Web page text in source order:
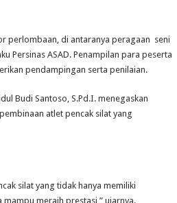
perlombaan, di antaranya peragaan seni
Persinas ASAD. Penampilan para peserta
pendampingan serta penilaian.
Budi Santoso, S.Pd.I. menegaskan
atlet pencak silat yang
silat yang tidak hanya memiliki
meraih prestasi,” ujarnya.